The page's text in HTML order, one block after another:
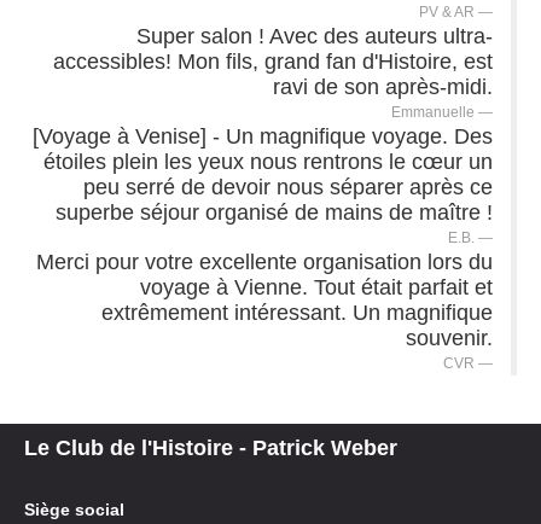
PV & AR
Super salon ! Avec des auteurs ultra-
accessibles! Mon fils, grand fan d'Histoire, est
ravi de son après-midi.
Emmanuelle
[Voyage à Venise] - Un magnifique voyage. Des
étoiles plein les yeux nous rentrons le cœur un
peu serré de devoir nous séparer après ce
superbe séjour organisé de mains de maître !
E.B.
Merci pour votre excellente organisation lors du
voyage à Vienne. Tout était parfait et
extrêmement intéressant. Un magnifique
souvenir.
CVR
Le Club de l'Histoire - Patrick Weber
Siège social